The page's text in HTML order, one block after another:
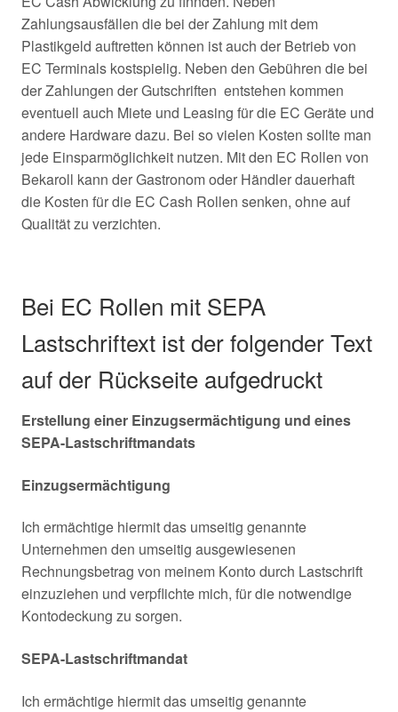
Zahlungsausfällen die bei der Zahlung mit dem
Plastikgeld auftretten können ist auch der Betrieb von
EC Terminals kostspielig. Neben den Gebühren die bei
der Zahlungen der Gutschriften entstehen kommen
eventuell auch Miete und Leasing für die EC Geräte und
andere Hardware dazu. Bei so vielen Kosten sollte man
jede Einsparmöglichkeit nutzen. Mit den EC Rollen von
Bekaroll kann der Gastronom oder Händler dauerhaft
die Kosten für die EC Cash Rollen senken, ohne auf
Qualität zu verzichten.
Bei EC Rollen mit SEPA
Lastschriftext ist der folgender Text
auf der Rückseite aufgedruckt
Erstellung einer Einzugsermächtigung und eines
SEPA-Lastschriftmandats
Einzugsermächtigung
Ich ermächtige hiermit das umseitig genannte
Unternehmen den umseitig ausgewiesenen
Rechnungsbetrag von meinem Konto durch Lastschrift
einzuziehen und verpflichte mich, für die notwendige
Kontodeckung zu sorgen.
SEPA-Lastschriftmandat
Ich ermächtige hiermit das umseitig genannte